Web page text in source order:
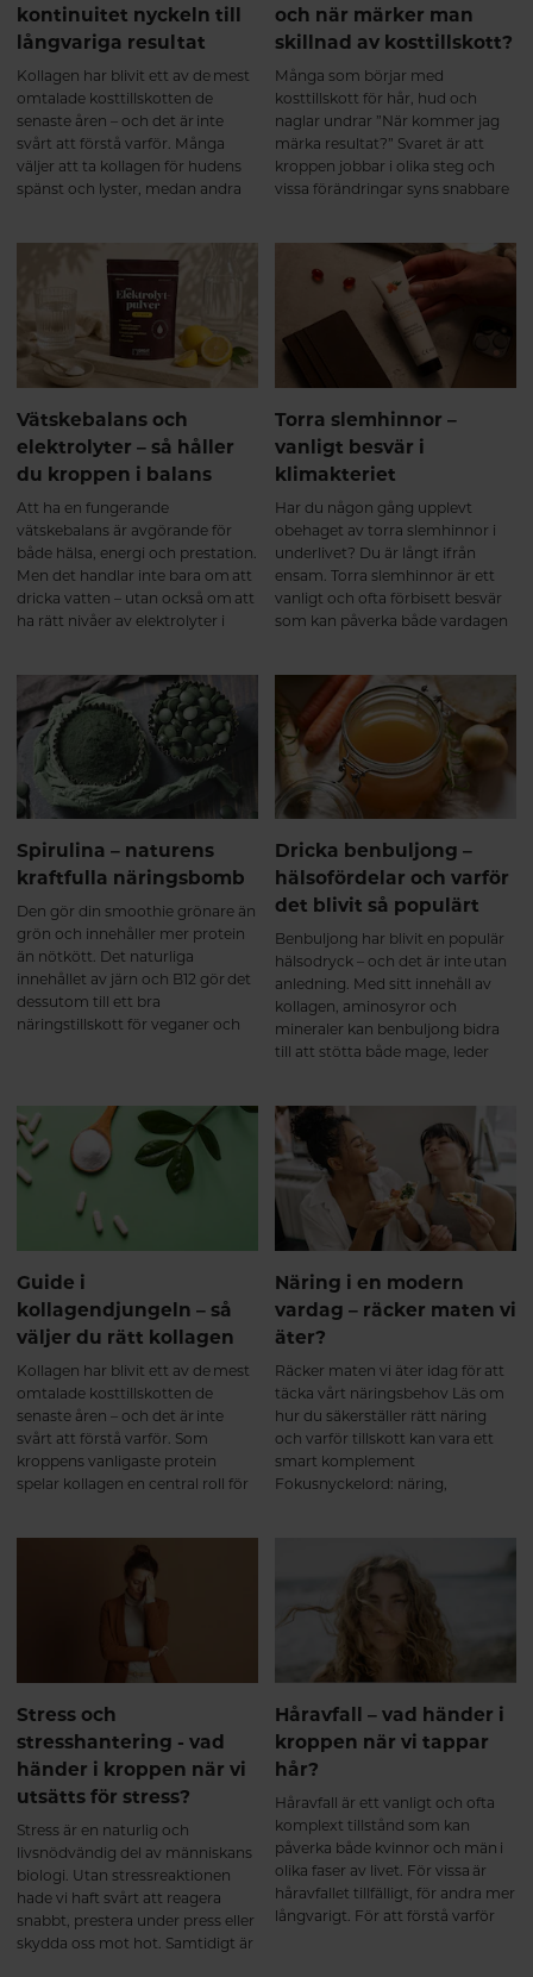
Kombinationen av flera
kollagenkällor ger dessutom en
bred aminosyraprofil som passar
kroppens olika
bindvävsstrukturer. Många
multikollagen är dessutom
berikade med vitamin C, som
bidrar till normal kollagenbildning
spelar roll För att kroppen ska
kunna bilda kollagen behövs mer
än bara kollagenpeptider. Ett bra
resultat bygger på flera faktorer:
✔ Tillräckligt med vitamin C, som
bidrar till normal
kollagenbildning. ✔ Regelbunden
rörelse och styrketräning, som
stimulerar muskler och bindväv.
✔ Tillräckligt protein i kosten. ✔
God sömn och återhämtning.
Precis som annan vävnad i
kroppen byggs kollagen upp
successivt. Därför ger
regelbunden användning under
flera månader bäst
förutsättningar. Sammanfattning
Kollagenpeptider verkar genom
stimulera kroppens naturliga
kollagenomsättning. De första
veckorna Kroppen tar upp
kollagenpeptider och påbörjar
uppbyggnaden av bindväv. Efter
2–3 månader Många upplever
ökad rörlighet, mindre stelhet
och bättre återhämtning. Efter 6
månader Långsiktigt stöd för
brosk, senor, ligament och
muskler som en del av en aktiv
naturlig. Precis som annan
bindväv byggs kollagen upp över
tid, vilket gör att ett
multikollagen fungerar bäst som
ett långsiktigt komplement till en
hälsosam livsstil. Referenser:
Collagen Structure and Stability.
Annual Review of Biochemistry.
2009. Oesser S, et al. Orally
administered collagen peptides
accumulate in cartilage and
stimulate extracellular matrix
metabolism. Journal of Nutrition.
Study on the Use of Collagen
Hydrolysate as a Dietary
Supplement in Athletes with
Current Medical Research and
Opinion. 2008. Bello AE, Oesser S.
Collagen hydrolysate for the
treatment of osteoarthritis and
other joint disorders: a review of
the literature. Current Medical
peptide supplementation in
combination with resistance
training improves body
composition and muscle
strength in elderly men. British
Journal of Nutrition. 2015.
Collagen Peptides in
Combination with Resistance
Training Improve Body
Strength. Nutrients. 2019.
kontinuitet nyckeln till
långvariga resultat
Kollagen har blivit ett av de mest
omtalade kosttillskotten de
senaste åren – och det är inte
svårt att förstå varför. Många
väljer att ta kollagen för hudens
spänst och lyster, medan andra
Men något som ofta glöms bort i
diskussionen är att kollagen inte
handlar om snabba lösningar. För
att verkligen uppleva skillnad är
kontinuitet en av de viktigaste
faktorerna.
och när märker man
skillnad av kosttillskott?
Många som börjar med
kosttillskott för hår, hud och
naglar undrar ”När kommer jag
märka resultat?” Svaret är att
kroppen jobbar i olika steg och
vissa förändringar syns snabbare
Vätskebalans och
elektrolyter – så håller
du kroppen i balans
Att ha en fungerande
vätskebalans är avgörande för
både hälsa, energi och prestation.
Men det handlar inte bara om att
dricka vatten – utan också om att
ha rätt nivåer av elektrolyter i
Torra slemhinnor –
vanligt besvär i
klimakteriet
Har du någon gång upplevt
obehaget av torra slemhinnor i
underlivet? Du är långt ifrån
ensam. Torra slemhinnor är ett
vanligt och ofta förbisett besvär
som kan påverka både vardagen
men är särskilt vanliga vid
hormonella förändringar – som
under klimakteriet eller amning.
Det handlar inte bara om
underlivet – även ögon och mun
kan drabbas. Att förstå varför det
händer och vad du kan göra åt
det är ett första steg mot att må
bä
Spirulina – naturens
kraftfulla näringsbomb
Den gör din smoothie grönare än
grön och innehåller mer protein
än nötkött. Det naturliga
innehållet av järn och B12 gör det
dessutom till ett bra
näringstillskott för veganer och
Dricka benbuljong –
hälsofördelar och varför
det blivit så populärt
Benbuljong har blivit en populär
hälsodryck – och det är inte utan
anledning. Med sitt innehåll av
kollagen, aminosyror och
mineraler kan benbuljong bidra
till att stötta både mage, leder
hälsofördelar det finns och varför
allt fler väljer att dricka det
dagligen.
Guide i
kollagendjungeln – så
väljer du rätt kollagen
Kollagen har blivit ett av de mest
omtalade kosttillskotten de
senaste åren – och det är inte
svårt att förstå varför. Som
kroppens vanligaste protein
spelar kollagen en central roll för
egentligen begrepp som
kollagenpeptider, hydrolyserat
kollagen och dalton? Och spelar
Här hjälper vi dig att reda ut vad
som verkligen spelar roll.
Näring i en modern
vardag – räcker maten vi
äter?
Räcker maten vi äter idag för att
täcka vårt näringsbehov Läs om
hur du säkerställer rätt näring
och varför tillskott kan vara ett
smart komplement
Fokusnyckelord: näring,
Stress och
stresshantering - vad
händer i kroppen när vi
utsätts för stress?
Stress är en naturlig och
livsnödvändig del av människans
biologi. Utan stressreaktionen
hade vi haft svårt att reagera
snabbt, prestera under press eller
skydda oss mot hot. Samtidigt är
Håravfall – vad händer i
kroppen när vi tappar
hår?
Håravfall är ett vanligt och ofta
komplext tillstånd som kan
påverka både kvinnor och män i
olika faser av livet. För vissa är
håravfallet tillfälligt, för andra mer
långvarigt. För att förstå varför